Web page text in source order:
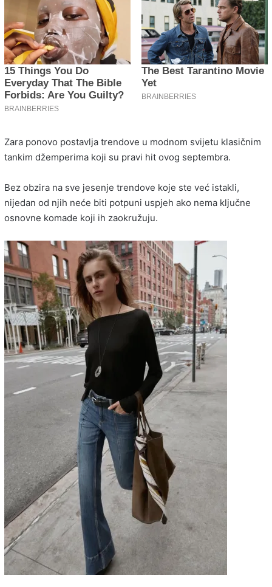
Zara ponovo postavlja trendove u modnom svijetu klasičnim
tankim džemperima koji su pravi hit ovog septembra.
Bez obzira na sve jesenje trendove koje ste već istakli,
nijedan od njih neće biti potpuni uspjeh ako nema ključne
osnovne komade koji ih zaokružuju.